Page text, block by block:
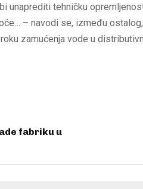
unaprediti tehničku
– navodi se, između
zamućenja vode u
fabriku u